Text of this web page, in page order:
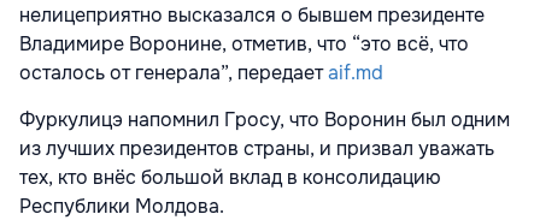
нелицеприятно высказался о бывшем президенте
Владимире Воронине, отметив, что “это всё, что
осталось от генерала”, передаетaif.md
Фуркулицэ напомнил Гросу, что Воронин был одним
из лучших президентов страны, и призвал уважать
тех, кто внёс большой вклад в консолидацию
Республики Молдова.